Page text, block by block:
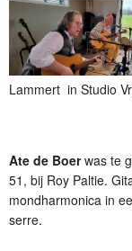
Lammert in Studio
Ate de Boerwas te
51, bij Roy Paltie.
mondharmonica in
serre.